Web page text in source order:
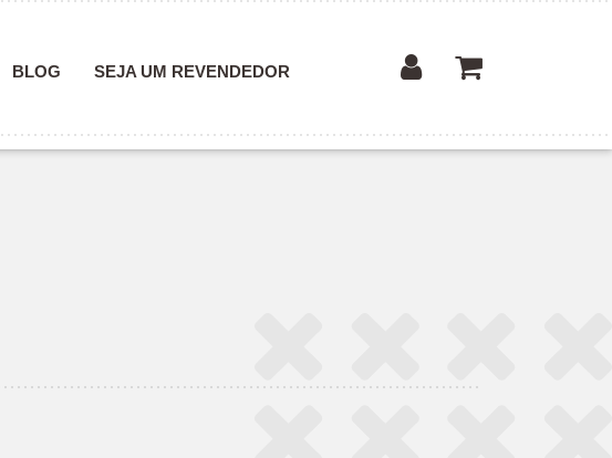
BLOG SEJA UM REVENDEDOR